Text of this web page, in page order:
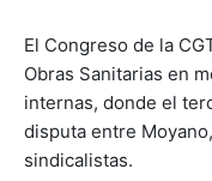
El Congreso de la
Obras Sanitarias en
internas, donde el
disputa entre
sindicalistas.